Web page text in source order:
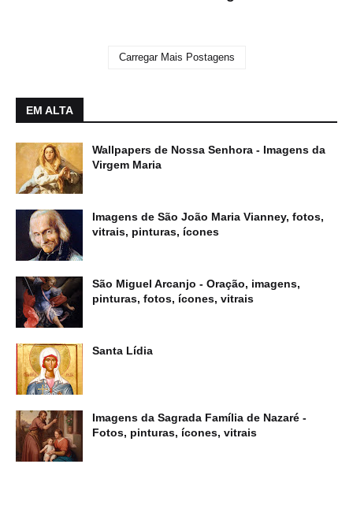
Carregar Mais Postagens
EM ALTA
Wallpapers de Nossa Senhora - Imagens da
Virgem Maria
Imagens de São João Maria Vianney, fotos,
vitrais, pinturas, ícones
São Miguel Arcanjo - Oração, imagens,
pinturas, fotos, ícones, vitrais
Santa Lídia
Imagens da Sagrada Família de Nazaré -
Fotos, pinturas, ícones, vitrais